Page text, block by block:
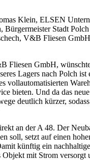
Klein, ELSEN
Bürgermeister Stadt
V&B Fliesen
Fliesen GmbH,
Lagers nach Polch
vollautomatisierten
bieten. Und da das
deutlich kürzer,
an der A 48. Der
soll, setzt auf einen
künftig ein
mit Strom